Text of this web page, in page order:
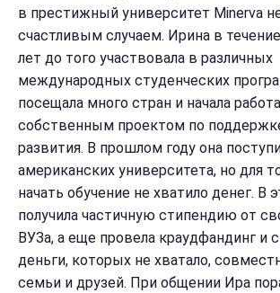
в престижный университет Minerva
счастливым случаем. Ирина в
лет до того участвовала в различных
международных студенческих
посещала много стран и начала
собственным проектом по
развития. В прошлом году она
американских университета, но для
начать обучение не хватило денег. В
получила частичную стипендию от
ВУЗа, а еще провела краудфандинг и
деньги, которых не хватало,
семьи и друзей. При общении Ира